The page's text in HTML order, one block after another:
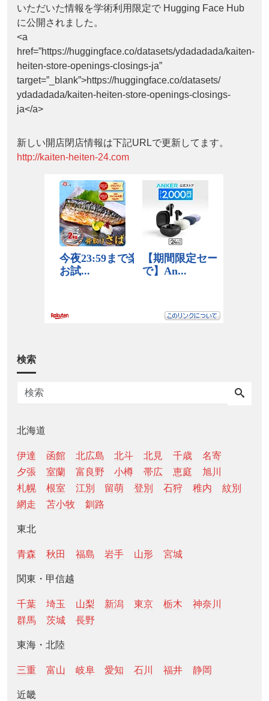
いただいた情報を学術利用限定で Hugging Face Hub
に公開されました。
<a
href=”https://huggingface.co/datasets/ydadadada/kaiten-
heiten-store-openings-closings-ja”
target=”_blank”>https://huggingface.co/datasets/
ydadadada/kaiten-heiten-store-openings-closings-
ja</a>
新しい開店閉店情報は下記URLで更新してます。
http://kaiten-heiten-24.com
検索
北海道
伊達 函館 北広島 北斗 北見 千歳
名寄
夕張
室蘭 富良野 小樽 帯広 恵庭
旭川
札幌
根室 江別 留萌 登別 石狩 稚内
紋別
網走
苫小牧 釧路
東北
青森 秋田 福島 岩手 山形 宮城
関東・甲信越
千葉 埼玉 山梨 新潟 東京 栃木
神奈川
群馬
茨城 長野
東海・北陸
三重 富山 岐阜 愛知 石川 福井 静岡
近畿